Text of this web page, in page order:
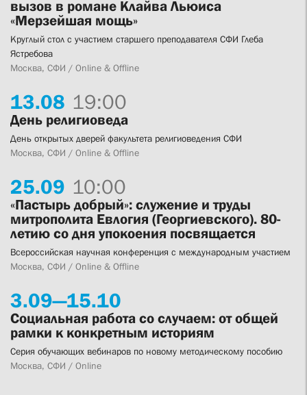
вызов в романе Клайва Льюиса
«Мерзейшая мощь»
Круглый стол с участием старшего преподавателя СФИ Глеба
Ястребова
Москва, СФИ / Online & Offline
13.08 19:00
День религиоведа
День открытых дверей факультета религиоведения СФИ
Москва, СФИ / Online & Offline
25.09 10:00
«Пастырь добрый»: служение и труды
митрополита Евлогия (Георгиевского). 80-
летию со дня упокоения посвящается
Всероссийская научная конференция с международным участием
Москва, СФИ / Online & Offline
3.09—15.10
Социальная работа со случаем: от общей
рамки к конкретным историям
Серия обучающих вебинаров по новому методическому пособию
Москва, СФИ / Online